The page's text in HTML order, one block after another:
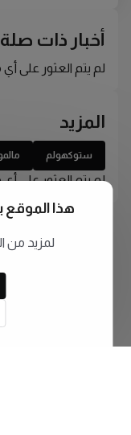
أخبار ذات صلة
لم يتم العثور على
المزيد
ستوكهولم
لم يتم العثور على
هذا الموقع
لمزيد من